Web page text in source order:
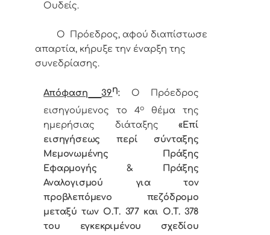
Ουδείς.
Ο Πρόεδρος, αφού διαπίστωσε
απαρτία, κήρυξε την έναρξη της
συνεδρίασης.
Απόφαση 39η: Ο Πρόεδρος
εισηγούμενος το 4ο
θέμα της
ημερήσιας διάταξης«Επί
εισηγήσεως περί σύνταξης
Μεμονωμένης Πράξης
Εφαρμογής & Πράξης
Αναλογισμού για τον
προβλεπόμενο πεζόδρομο
μεταξύ των Ο.Τ. 377 και Ο.Τ. 378
του εγκεκριμένου σχεδίου